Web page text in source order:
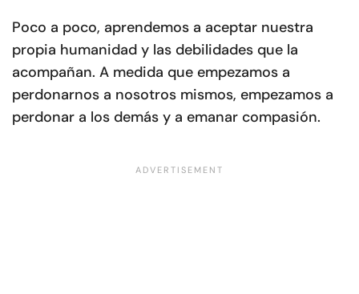
Poco a poco, aprendemos a aceptar nuestra
propia humanidad y las debilidades que la
acompañan. A medida que empezamos a
perdonarnos a nosotros mismos, empezamos a
perdonar a los demás y a emanar compasión.